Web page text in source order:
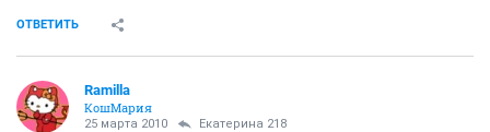
ОТВЕТИТЬ
Ramilla
КошМария
25 марта 2010 Екатерина 218